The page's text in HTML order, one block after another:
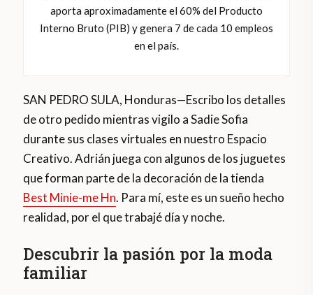
aporta aproximadamente el 60% del Producto
Interno Bruto (PIB) y genera 7 de cada 10 empleos
en el país.
SAN PEDRO SULA, Honduras—Escribo los detalles
de otro pedido mientras vigilo a Sadie Sofia
durante sus clases virtuales en nuestro Espacio
Creativo. Adrián juega con algunos de los juguetes
que forman parte de la decoración de la tienda
Best Minie-me Hn. Para mí, este es un sueño hecho
realidad, por el que trabajé día y noche.
Descubrir la pasión por la moda
familiar